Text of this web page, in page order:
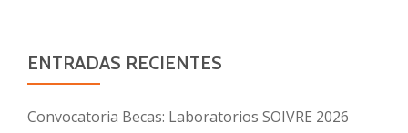
ENTRADAS RECIENTES
Convocatoria Becas: Laboratorios SOIVRE 2026